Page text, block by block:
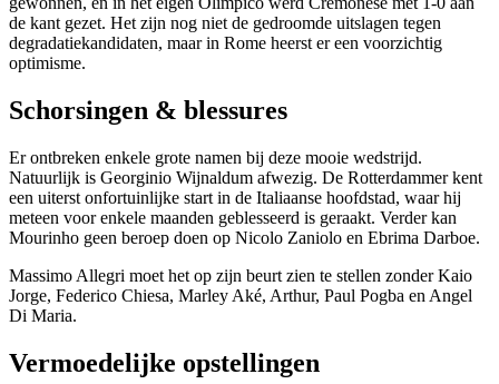
de kant gezet. Het zijn nog niet de gedroomde uitslagen tegen
degradatiekandidaten, maar in Rome heerst er een voorzichtig
optimisme.
Schorsingen & blessures
Er ontbreken enkele grote namen bij deze mooie wedstrijd.
Natuurlijk is Georginio Wijnaldum afwezig. De Rotterdammer kent
een uiterst onfortuinlijke start in de Italiaanse hoofdstad, waar hij
meteen voor enkele maanden geblesseerd is geraakt. Verder kan
Mourinho geen beroep doen op Nicolo Zaniolo en Ebrima Darboe.
Massimo Allegri moet het op zijn beurt zien te stellen zonder Kaio
Jorge, Federico Chiesa, Marley Aké, Arthur, Paul Pogba en Angel
Di Maria.
Vermoedelijke opstellingen